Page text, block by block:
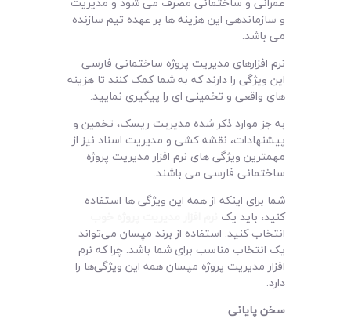
و سازماندهی این هزینه ها بر عهده تیم سازنده
می باشد.
نرم افزارهای مدیریت پروژه ساختمانی فارسی
این ویژگی را دارند که به شما کمک کنند تا هزینه
های واقعی و تخمینی ای را پیگیری نمایید.
به جز موارد ذکر شده مدیریت ریسک، تخمین و
پیشنهادات، نقشه کشی و مدیریت اسناد نیز از
مهمترین ویژگی های نرم افزار مدیریت پروژه
ساختمانی فارسی می باشند.
شما برای اینکه از همه این ویژگی ها استفاده
کنید، باید یک
انتخاب کنید. استفاده از برند مپسان می‌تواند
یک انتخاب مناسب برای شما باشد. چرا که نرم
افزار مدیریت پروژه مپسان همه این ویژگی‌ها را
دارد.
سخن پایانی